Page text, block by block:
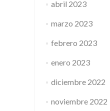
abril 2023
marzo 2023
febrero 2023
enero 2023
diciembre 2022
noviembre 2022